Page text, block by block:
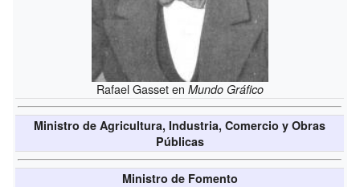
Rafael Gasset en Mundo Gráfico
Ministro de Agricultura, Industria, Comercio y Obras
Públicas
Ministro de Fomento